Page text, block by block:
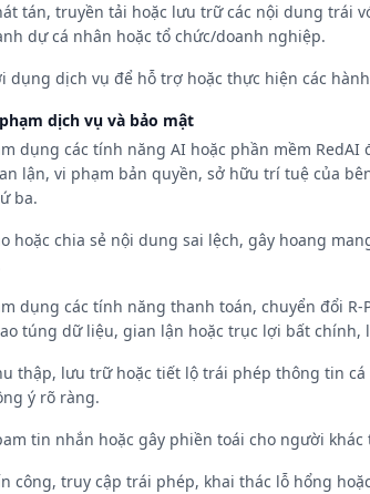
tán, truyền tải hoặc lưu trữ các nội dung trái
dự cá nhân hoặc tổ chức/doanh nghiệp.
dụng dịch vụ để hỗ trợ hoặc thực hiện các
dịch vụ và bảo mật
dụng các tính năng AI hoặc phần mềm
lận, vi phạm bản quyền, sở hữu trí tuệ của
ba.
hoặc chia sẻ nội dung sai lệch, gây hoang
dụng các tính năng thanh toán, chuyển đổi
túng dữ liệu, gian lận hoặc trục lợi bất chính,
thập, lưu trữ hoặc tiết lộ trái phép thông tin
ý rõ ràng.
tin nhắn hoặc gây phiền toái cho người khác
công, truy cập trái phép, khai thác lỗ hổng